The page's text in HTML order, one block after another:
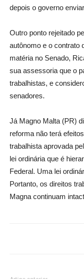
depois o governo
Outro ponto rejeitado
autônomo e o contrato
matéria no Senado,
sua assessoria que o
trabalhistas, e
senadores.
Já Magno Malta (PR)
reforma não terá
trabalhista aprovada
lei ordinária que é
Federal. Uma lei
Portanto, os direitos
Magna continuam